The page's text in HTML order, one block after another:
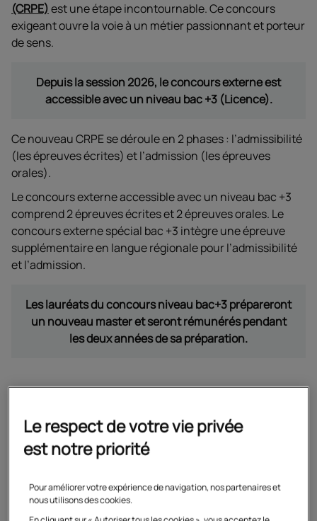
(CRPE)est une étape incontournable. Ce concours
exigeant ouvre la voie à un métier passionnant et porteur
de sens.
Depuis la session 2026, le concours externe est
accessible avec un niveau bac +3 (Licence).
Ce nouveau CRPE se déroule en 2 phases : l’admissibilité
(les épreuves écrites) et l’admission (les épreuves
orales).
Le concours externe accessible avec un niveau bac +3
comprend 2 épreuves écrites et 2 épreuves orales. Le
concours externe spécial bac +3 intègre une épreuve
supplémentaire en langue régionale pour l’admissibilité
et l’admission.
Les lauréats du concours niveau bac+3 prépareront
un nouveau master et seront rémunérés pendant
les deux années de sa préparation.
Le respect de votre vie privée
est notre priorité
Pour améliorer votre expérience de navigation, nos partenaires et
nous utilisons des cookies.